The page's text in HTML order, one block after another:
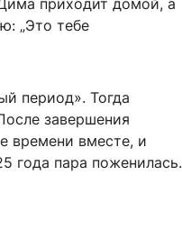
приходит домой, а
„Это тебе
период». Тогда
завершения
времени вместе, и
года пара поженилась.